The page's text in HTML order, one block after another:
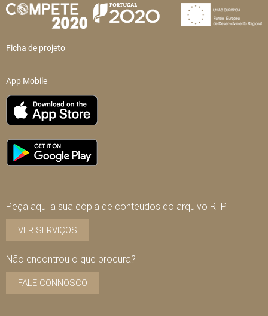
Ficha de projeto
App Mobile
Peça aqui a sua cópia de conteúdos do arquivo RTP
VER SERVIÇOS
Não encontrou o que procura?
FALE CONNOSCO